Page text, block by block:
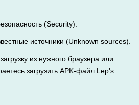
(Security).
источники (Unknown sources).
из нужного браузера или
загрузить APK-файл Lep's